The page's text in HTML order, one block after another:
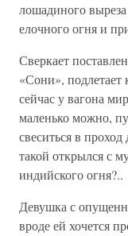
лошадиного
елочного огня и
Сверкает
«Сони»,
сейчас у вагона
маленько можно,
свеситься в проход
такой открылся с
индийского огня?..
Девушка с
вроде ей хочется